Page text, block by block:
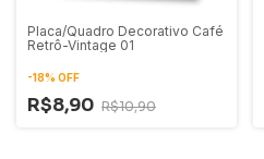
Placa/Quadro Decorativo Café
Retrô-Vintage 01
-18% OFF
R$8,90 R$10,90